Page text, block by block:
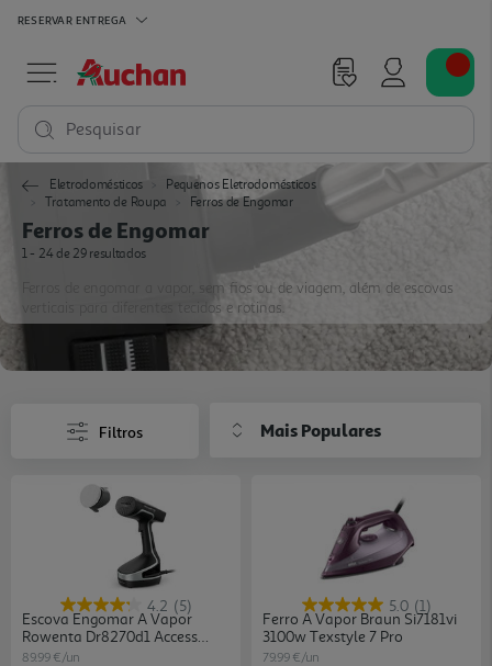
RESERVAR ENTREGA
Pesquisar
Eletrodomésticos
Pequenos Eletrodomésticos
Tratamento de Roupa
Ferros de Engomar
Ferros de Engomar
1 - 24 de 29 resultados
Ferros de engomar a vapor, sem fios ou de viagem, além de escovas
verticais para diferentes tecidos e rotinas.
Filtros Mais Populares
4.2 (5)
Escova Engomar A Vapor
Rowenta Dr8270d1 Access
Steam Force 2000w
89.99 €/un
5.0 (1)
Ferro A Vapor Braun Si7181vi
3100w Texstyle 7 Pro
79.99 €/un